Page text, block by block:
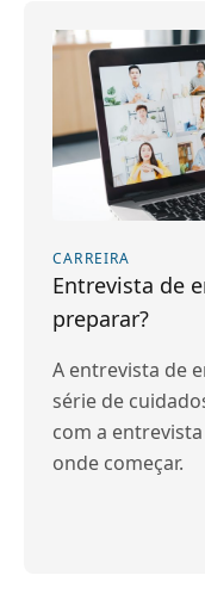
CARREIRA
Entrevista de
preparar?
A entrevista de
série de
com a
onde começar.